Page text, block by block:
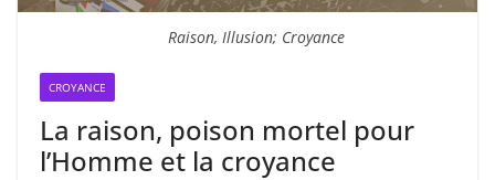
Raison, Illusion; Croyance
CROYANCE
La raison, poison mortel pour
l’Homme et la croyance